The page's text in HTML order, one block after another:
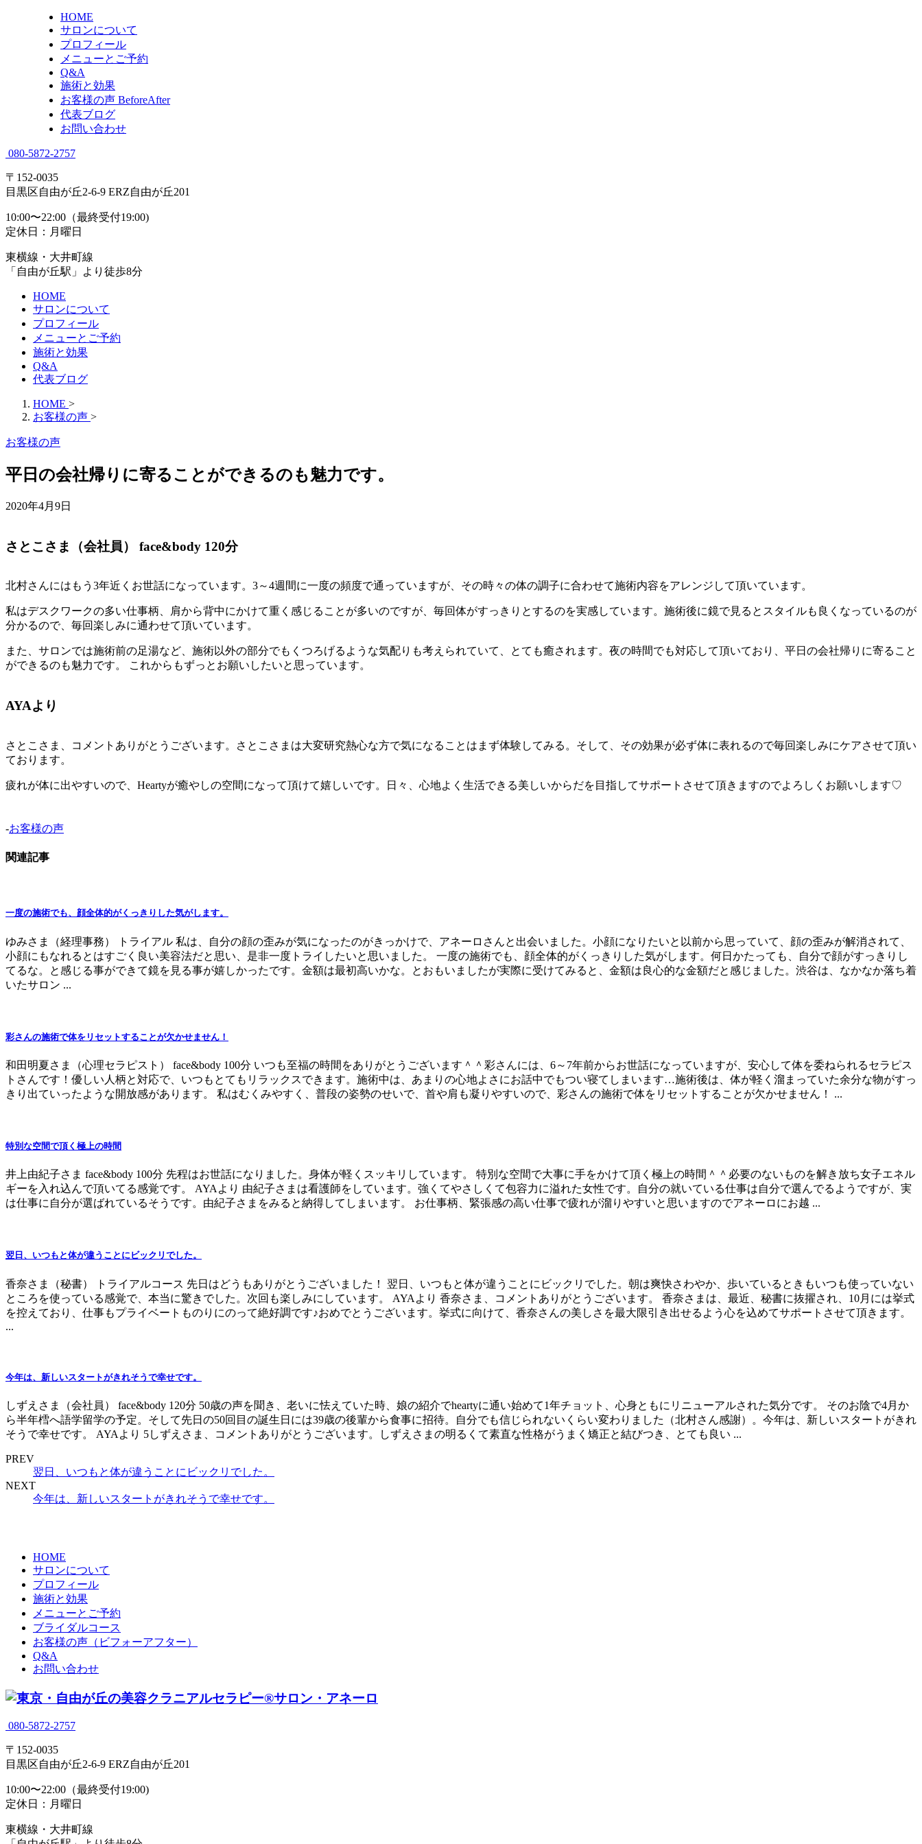
HOME
サロンについて
プロフィール
メニューとご予約
Q&A
施術と効果
お客様の声 BeforeAfter
代表ブログ
お問い合わせ
080-5872-2757
〒152-0035
目黒区自由が丘2-6-9 ERZ自由が丘201
10:00〜22:00（最終受付19:00)
定休日：月曜日
東横線・大井町線
「自由が丘駅」より徒歩8分
HOME
サロンについて
プロフィール
メニューとご予約
施術と効果
Q&A
代表ブログ
HOME >
お客様の声 >
お客様の声
平日の会社帰りに寄ることができるのも魅力です。
2020年4月9日
さとこさま（会社員） face&body 120分
北村さんにはもう3年近くお世話になっています。3～4週間に一度の頻度で通っていますが、その時々の体の調子に合わせて施術内容をアレンジして頂いています。
私はデスクワークの多い仕事柄、肩から背中にかけて重く感じることが多いのですが、毎回体がすっきりとするのを実感しています。施術後に鏡で見るとスタイルも良くなっているのが
分かるので、毎回楽しみに通わせて頂いています。
また、サロンでは施術前の足湯など、施術以外の部分でもくつろげるような気配りも考えられていて、とても癒されます。夜の時間でも対応して頂いており、平日の会社帰りに寄ること
ができるのも魅力です。 これからもずっとお願いしたいと思っています。
AYAより
さとこさま、コメントありがとうございます。さとこさまは大変研究熱心な方で気になることはまず体験してみる。そして、その効果が必ず体に表れるので毎回楽しみにケアさせて頂い
ております。
疲れが体に出やすいので、Heartyが癒やしの空間になって頂けて嬉しいです。日々、心地よく生活できる美しいからだを目指してサポートさせて頂きますのでよろしくお願いします♡
-お客様の声
関連記事
一度の施術でも、顔全体的がくっきりした気がします。
ゆみさま（経理事務） トライアル 私は、自分の顔の歪みが気になったのがきっかけで、アネーロさんと出会いました。小顔になりたいと以前から思っていて、顔の歪みが解消されて、
小顔にもなれるとはすごく良い美容法だと思い、是非一度トライしたいと思いました。 一度の施術でも、顔全体的がくっきりした気がします。何日かたっても、自分で顔がすっきりし
てるな。と感じる事ができて鏡を見る事が嬉しかったです。金額は最初高いかな。とおもいましたが実際に受けてみると、金額は良心的な金額だと感じました。渋谷は、なかなか落ち着
いたサロン ...
彩さんの施術で体をリセットすることが欠かせません！
和田明夏さま（心理セラピスト） face&body 100分 いつも至福の時間をありがとうございます＾＾彩さんには、6～7年前からお世話になっていますが、安心して体を委ねられるセラピス
トさんです！優しい人柄と対応で、いつもとてもリラックスできます。施術中は、あまりの心地よさにお話中でもつい寝てしまいます…施術後は、体が軽く溜まっていた余分な物がすっ
きり出ていったような開放感があります。 私はむくみやすく、普段の姿勢のせいで、首や肩も凝りやすいので、彩さんの施術で体をリセットすることが欠かせません！ ...
特別な空間で頂く極上の時間
井上由紀子さま face&body 100分 先程はお世話になりました。身体が軽くスッキリしています。 特別な空間で大事に手をかけて頂く極上の時間＾＾必要のないものを解き放ち女子エネル
ギーを入れ込んで頂いてる感覚です。 AYAより 由紀子さまは看護師をしています。強くてやさしくて包容力に溢れた女性です。自分の就いている仕事は自分で選んでるようですが、実
は仕事に自分が選ばれているそうです。由紀子さまをみると納得してしまいます。 お仕事柄、緊張感の高い仕事で疲れが溜りやすいと思いますのでアネーロにお越 ...
翌日、いつもと体が違うことにビックリでした。
香奈さま（秘書） トライアルコース 先日はどうもありがとうございました！ 翌日、いつもと体が違うことにビックリでした。朝は爽快さわやか、歩いているときもいつも使っていない
ところを使っている感覚で、本当に驚きでした。次回も楽しみにしています。 AYAより 香奈さま、コメントありがとうございます。 香奈さまは、最近、秘書に抜擢され、10月には挙式
を控えており、仕事もプライベートものりにのって絶好調です♪おめでとうございます。挙式に向けて、香奈さんの美しさを最大限引き出せるよう心を込めてサポートさせて頂きます。
...
今年は、新しいスタートがきれそうで幸せです。
しずえさま（会社員） face&body 120分 50歳の声を聞き、老いに怯えていた時、娘の紹介でheartyに通い始めて1年チョット、心身ともにリニューアルされた気分です。 そのお陰で4月か
ら半年樰へ語学留学の予定。そして先日の50回目の誕生日には39歳の後輩から食事に招待。自分でも信じられないくらい変わりました（北村さん感謝）。今年は、新しいスタートがきれ
そうで幸せです。 AYAより 5しずえさま、コメントありがとうございます。しずえさまの明るくて素直な性格がうまく矯正と結びつき、とても良い ...
PREV
翌日、いつもと体が違うことにビックリでした。
NEXT
今年は、新しいスタートがきれそうで幸せです。
HOME
サロンについて
プロフィール
施術と効果
メニューとご予約
ブライダルコース
お客様の声（ビフォーアフター）
Q&A
お問い合わせ
080-5872-2757
〒152-0035
目黒区自由が丘2-6-9 ERZ自由が丘201
10:00〜22:00（最終受付19:00)
定休日：月曜日
東横線・大井町線